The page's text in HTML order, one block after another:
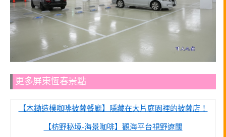
更多屏東恆春景點
【木鋤造樸咖啡披薩餐廳】隱藏在大片庭園裡的披薩店！
【枋野秘境-海景咖啡】觀海平台視野遼闊